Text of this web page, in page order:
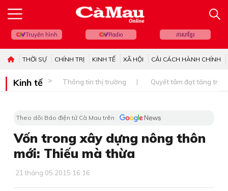
Truyền hình Radio ភាសាខ្មែរ
THỜI SỰ CHÍNH TRỊ KINH TẾ XÃ HỘI CẢI CÁCH HÀNH CHÍNH
Kinh tế Thông tin thị trường Quyết tâm đạt tăng
Theo dõi Báo điện tử Cà Mau trên
Vốn trong xây dựng nông thôn
mới: Thiếu mà thừa
21 tháng 05 2015 16:16